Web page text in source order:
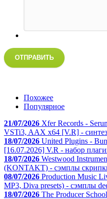
ОТПРАВИТЬ
Похожее
Популярное
21/07/2026 Xfer Records -
VSTi3, AAX x64 [V.R] -
18/07/2026 United Plugins -
[16.07.2026] V.R - набор
18/07/2026 Westwood
(KONTAKT) - сэмплы
08/07/2026 Production Music
MP3, Diva presets) - сэмплы
18/07/2026 The Producer